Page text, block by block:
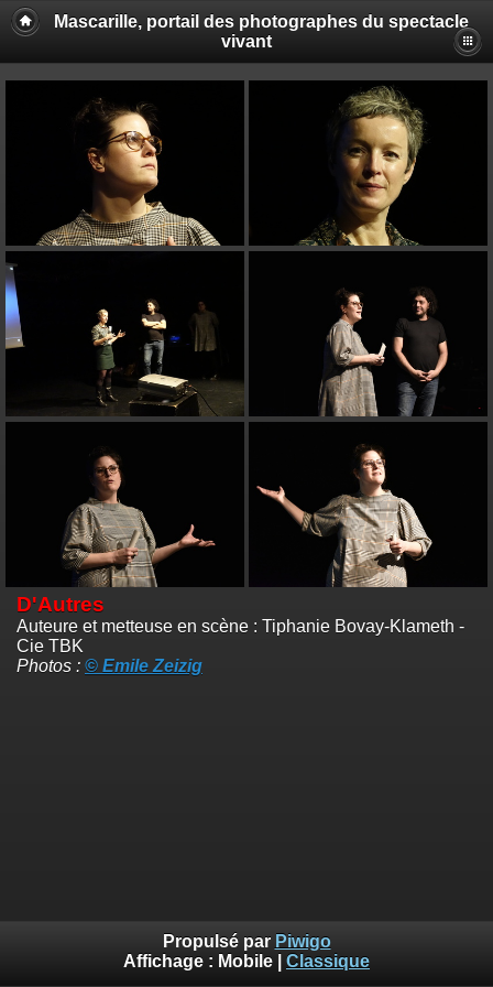
Mascarille, portail des photographes du spectacle
vivant
D'Autres
Auteure et metteuse en scène : Tiphanie Bovay-Klameth -
Cie TBK
Photos : © Emile Zeizig
Propulsé par Piwigo
Affichage : Mobile Classique